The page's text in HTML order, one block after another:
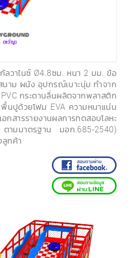
ลวาไนซ์ Ø4.8ซม. หนา 2 มม. ข้อ
าม ผนัง อุปกรณ์เบาะนุ่ม ทำจาก
กระดานลื่นผลิตจากพลาสติก
นปูด้วยโฟม EVA ความหนาแน่น
ารรายงานผลการทดสอบโลหะ
ามมาตรฐาน มอก.685-2540)
กค้า